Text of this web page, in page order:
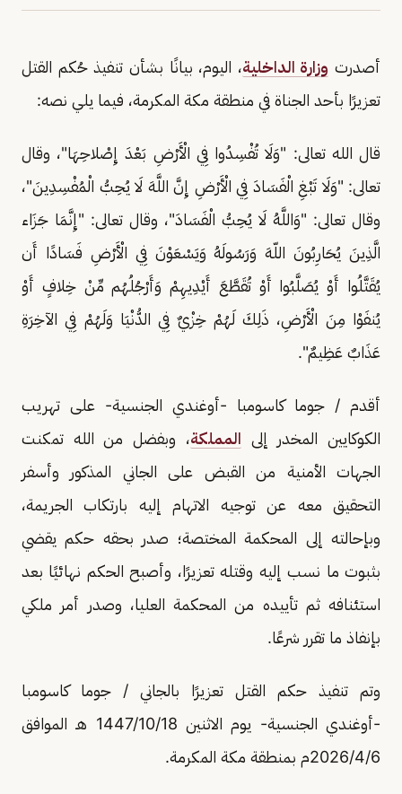
أصدرت وزارة الداخلية، اليوم، بيانًا بشأن تنفيذ حُكم القتل
تعزيرًا بأحد الجناة في منطقة مكة المكرمة، فيما يلي نصه:
قال الله تعالى: "وَلَا تُفْسِدُوا فِي الْأَرْضِ بَعْدَ إِصْلاحِهَا"، وقال
تعالى: "وَلَا تَبْغِ الْفَسَادَ فِي الْأَرْضِ إِنَّ اللَّهَ لَا يُحِبُّ الْمُفْسِدِينَ"،
وقال تعالى: "وَاللَّهُ لَا يُحِبُّ الْفَسَادَ"، وقال تعالى: "إِنَّمَا جَزَاء
الَّذِينَ يُحَارِبُونَ اللّهَ وَرَسُولَهُ وَيَسْعَوْنَ فِي الْأَرْضِ فَسَادًا أَن
يُقَتَّلُوا أَوْ يُصَلَّبُوا أَوْ تُقَطَّعَ أَيْدِيهِمْ وَأَرْجُلُهُم مِّنْ خِلافٍ أَوْ
يُنفَوْا مِنَ الْأَرْضِ، ذَلِكَ لَهُمْ خِزْيٌ فِي الدُّنْيَا وَلَهُمْ فِي الآخِرَةِ
عَذَابٌ عَظِيمٌ".
أقدم / جوما كاسومبا -أوغندي الجنسية- على تهريب
الكوكايين المخدر إلى المملكة، وبفضل من الله تمكنت
الجهات الأمنية من القبض على الجاني المذكور وأسفر
التحقيق معه عن توجيه الاتهام إليه بارتكاب الجريمة،
وبإحالته إلى المحكمة المختصة؛ صدر بحقه حكم يقضي
بثبوت ما نسب إليه وقتله تعزيرًا، وأصبح الحكم نهائيًا بعد
استئنافه ثم تأييده من المحكمة العليا، وصدر أمر ملكي
بإنفاذ ما تقرر شرعًا.
وتم تنفيذ حكم القتل تعزيرًا بالجاني / جوما كاسومبا
-أوغندي الجنسية- يوم الاثنين 1447/10/18 هـ الموافق
2026/4/6م بمنطقة مكة المكرمة.